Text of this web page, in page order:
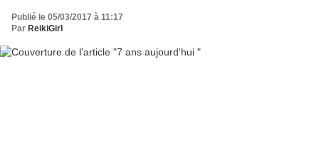
Publié le 05/03/2017 à 11:17
Par ReikiGirl